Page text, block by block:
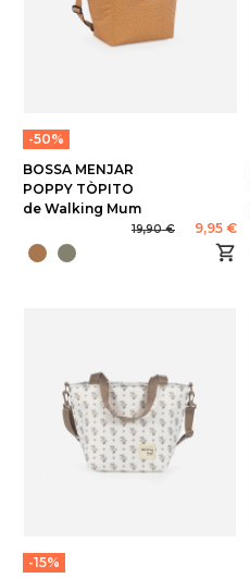
-50%
BOSSA MENJAR
POPPY TÒPITO
de Walking Mum
19,90 € 9,95 €
-15%